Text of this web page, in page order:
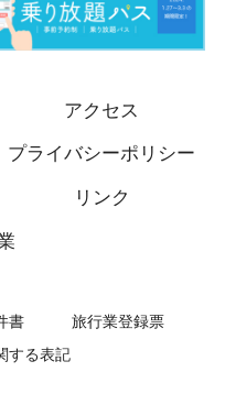
アクセス
プライバシーポリシー
リンク
書
旅行業登録票
する表記